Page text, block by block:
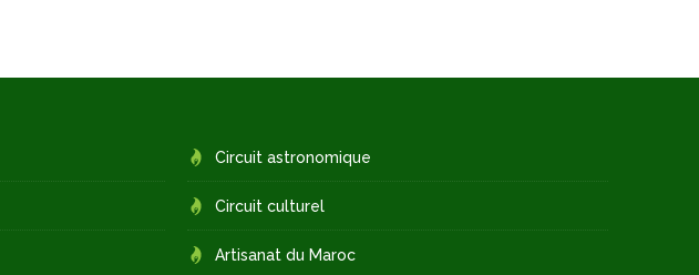
Circuit astronomique
Circuit culturel
Artisanat du Maroc